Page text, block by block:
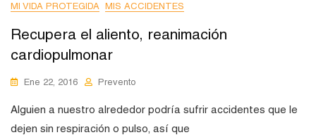
MI VIDA PROTEGIDA MIS ACCIDENTES
Recupera el aliento, reanimación
cardiopulmonar
Ene 22, 2016 Prevento
Alguien a nuestro alrededor podría sufrir accidentes que le
dejen sin respiración o pulso, así que